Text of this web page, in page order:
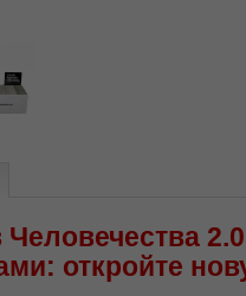
откройте
хотите переключить язык
să schimbați limba site-ului,